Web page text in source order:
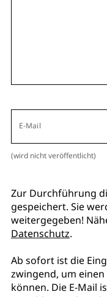
E-Mail
(wird nicht veröffentlicht)
Zur Durchführung
gespeichert. Sie
weitergegeben!
Datenschutz.
Ab sofort ist die
zwingend, um
können. Die E-Mail